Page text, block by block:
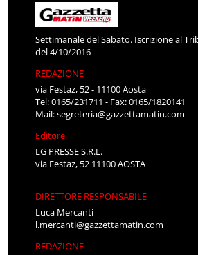
Settimanale del Sabato. Iscrizione al
del 4/10/2016
REDAZIONE
via Festaz, 52 - 11100 Aosta
Tel: 0165/231711 - Fax: 0165/1820141
Mail:segreteria@gazzettamatin.com
Editore
LG PRESSE S.R.L.
via Festaz, 52 11100 AOSTA
DIRETTORE RESPONSABILE
Luca Mercanti
l.mercanti@gazzettamatin.com
REDAZIONE